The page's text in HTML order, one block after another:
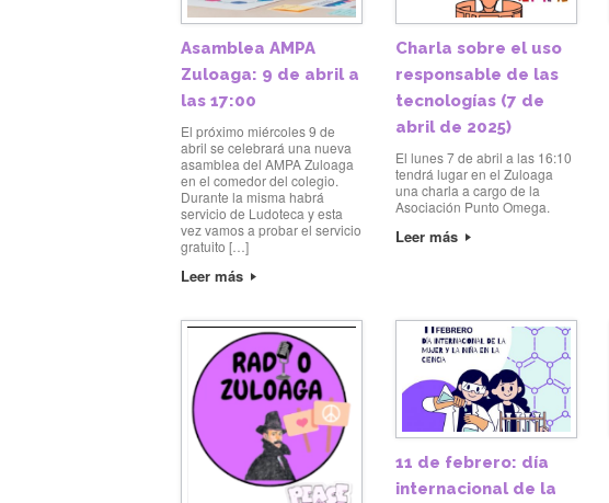
Asamblea AMPA
Zuloaga: 9 de abril a
las 17:00
El próximo miércoles 9 de
abril se celebrará una nueva
asamblea del AMPA Zuloaga
en el comedor del colegio.
Durante la misma habrá
servicio de Ludoteca y esta
vez vamos a probar el servicio
gratuito […]
Leer más
Charla sobre el uso
responsable de las
tecnologías (7 de
abril de 2025)
El lunes 7 de abril a las 16:10
tendrá lugar en el Zuloaga
una charla a cargo de la
Asociación Punto Omega.
Leer más
11 de febrero: día
internacional de la